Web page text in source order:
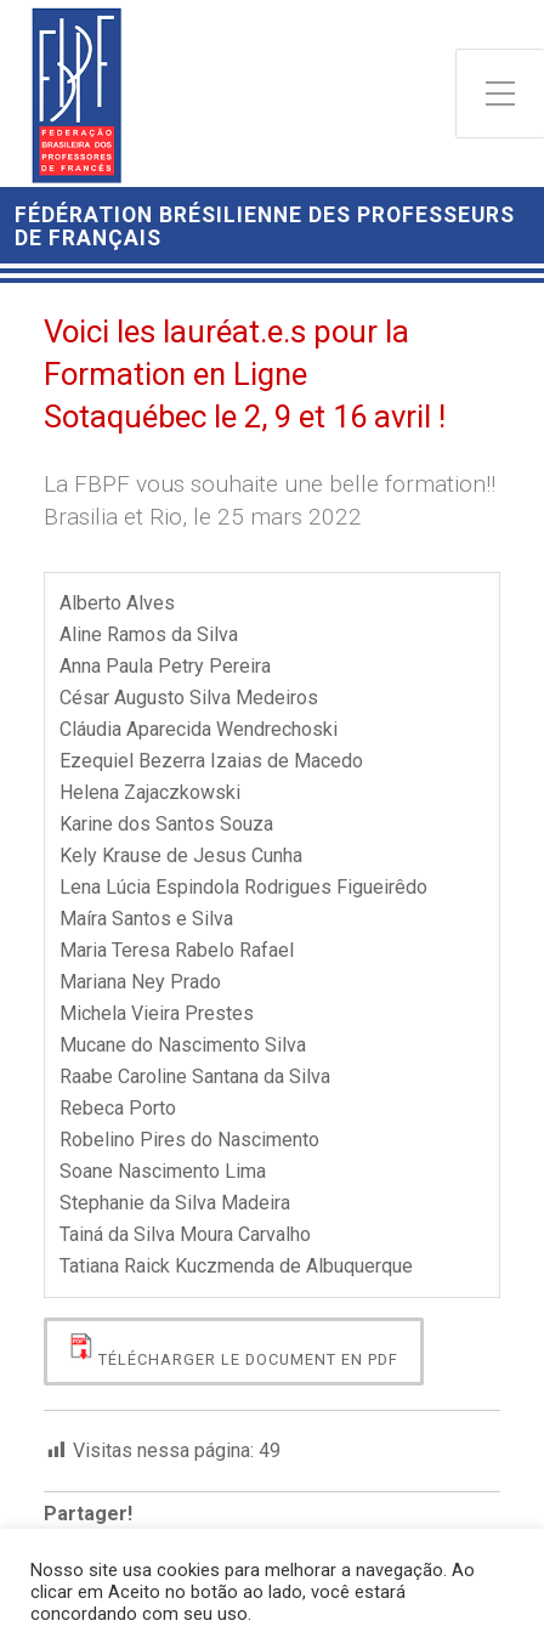
FÉDÉRATION BRÉSILIENNE DES PROFESSEURS
DE FRANÇAIS
Voici les lauréat.e.s pour la
Formation en Ligne
Sotaquébec le 2, 9 et 16 avril !
La FBPF vous souhaite une belle formation!!
Brasilia et Rio, le 25 mars 2022
Alberto Alves
Aline Ramos da Silva
Anna Paula Petry Pereira
César Augusto Silva Medeiros
Cláudia Aparecida Wendrechoski
Ezequiel Bezerra Izaias de Macedo
Helena Zajaczkowski
Karine dos Santos Souza
Kely Krause de Jesus Cunha
Lena Lúcia Espindola Rodrigues Figueirêdo
Maíra Santos e Silva
Maria Teresa Rabelo Rafael
Mariana Ney Prado
Michela Vieira Prestes
Mucane do Nascimento Silva
Raabe Caroline Santana da Silva
Rebeca Porto
Robelino Pires do Nascimento
Soane Nascimento Lima
Stephanie da Silva Madeira
Tainá da Silva Moura Carvalho
Tatiana Raick Kuczmenda de Albuquerque
TÉLÉCHARGER LE DOCUMENT EN PDF
Visitas nessa página: 49
Partager!
Nosso site usa cookies para melhorar a navegação. Ao
clicar em Aceito no botão ao lado, você estará
concordando com seu uso.